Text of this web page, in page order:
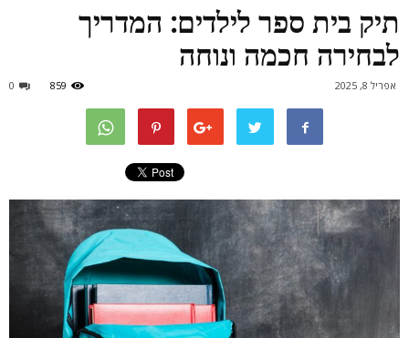
תיק בית ספר לילדים: המדריך
לבחירה חכמה ונוחה
אפריל 8, 2025 0 859